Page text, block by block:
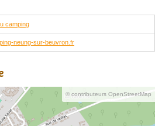
camping
neung-sur-beuvron.fr
© contributeurs OpenStreetMap